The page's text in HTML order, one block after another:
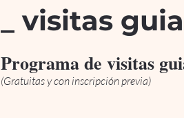
_ visitas
Programa de visitas
(Gratuitas y con inscripción previa)